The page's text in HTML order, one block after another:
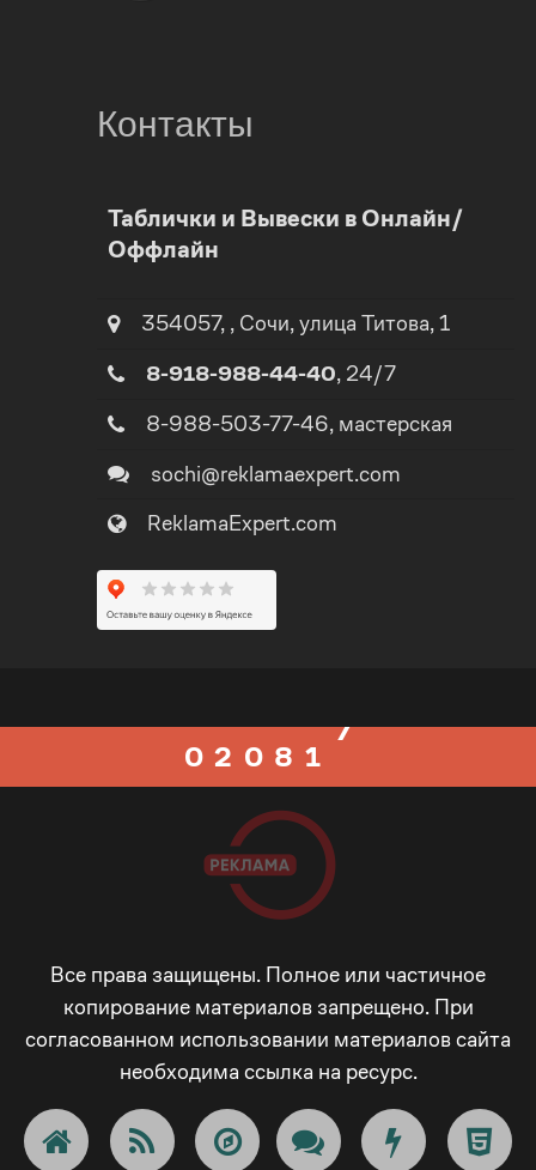
Контакты
Таблички и Вывески в Онлайн/
Оффлайн
354057, , Сочи, улица Титова, 1
8-918-988-44-40, 24/7
8-988-503-77-46, мастерская
sochi@reklamaexpert.com
ReklamaExpert.com
0
3
4
5
0
2
5
6
7
0
1
2
3
4
5
2
4
5
8
9
_
-
+
!
1
2
3
4
5
6
0
3
8
9
-
+
!
Все права защищены. Полное или частичное
копирование материалов запрещено. При
согласованном использовании материалов сайта
необходима ссылка на ресурс.